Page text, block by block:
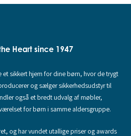
Heart since 1947
sikkert hjem for dine børn, hvor de trygt
og sælger sikkerhedsudstyr til
også et bredt udvalg af møbler,
for børn i samme aldersgruppe.
og har vundet utallige priser og awards